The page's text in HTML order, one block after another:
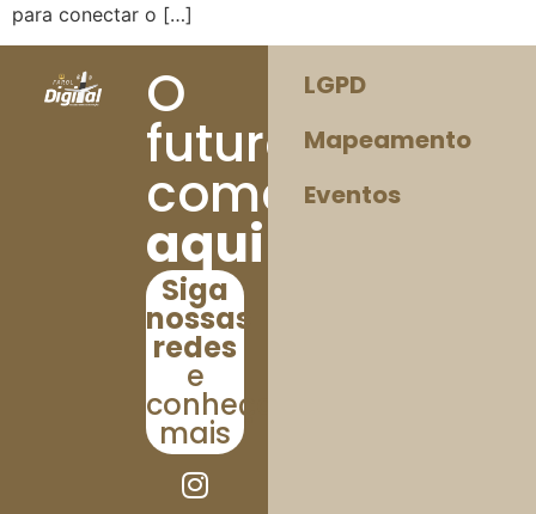
para conectar o […]
O
futuro
começa
aqui!
Siga
nossas
redes
e
conheça
mais
LGPD
Mapeamento
Eventos